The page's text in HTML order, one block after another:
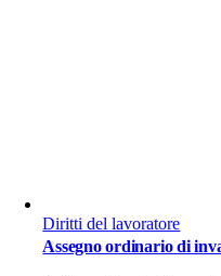
Diritti del lavoratore
Assegno ordinario di